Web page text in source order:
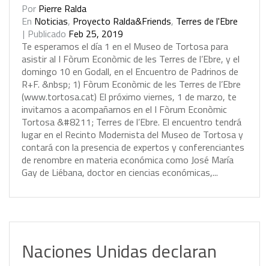
Por Pierre Ralda
En Noticias, Proyecto Ralda&Friends, Terres de l'Ebre
Publicado Feb 25, 2019
Te esperamos el día 1 en el Museo de Tortosapara
asistiral I Fòrum Econòmicde les Terres de l’Ebre, yel
domingo 10 en Godall, en el Encuentro de Padrinos de
R+F. &nbsp; 1) Fòrum Econòmicde les Terres de l’Ebre
(www.tortosa.cat) El próximo viernes, 1 de marzo, te
invitamos aacompañarnos en el I Fòrum Econòmic
Tortosa&#8211; Terres de l’Ebre. El encuentro tendrá
lugaren el Recinto Modernistadel Museo de Tortosay
contarácon lapresenciade expertos yconferenciantes
de renombre en materiaeconómicacomo José María
Gayde Liébana, doctoren ciencias económicas,...
Naciones Unidas declaran